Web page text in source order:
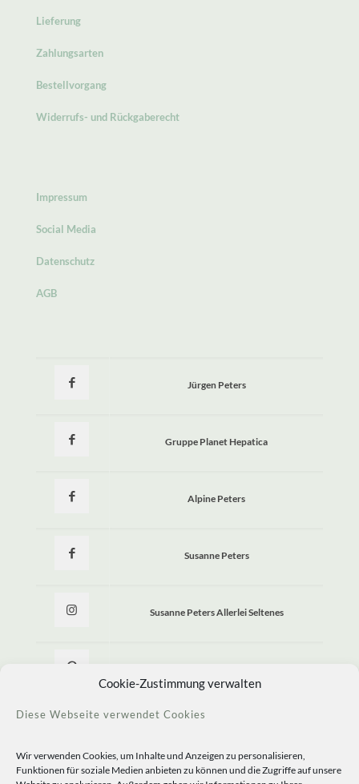
Cookie-Zustimmung verwalten
Diese Webseite verwendet Cookies
Wir verwenden Cookies, um Inhalte und Anzeigen zu personalisieren,
Funktionen für soziale Medien anbieten zu können und die Zugriffe auf unsere
Lieferung
Zahlungsarten
Bestellvorgang
Widerrufs- und Rückgaberecht
Impressum
Social Media
Datenschutz
AGB
Jürgen Peters
Gruppe Planet Hepatica
Alpine Peters
Susanne Peters
Susanne Peters Allerlei Seltenes